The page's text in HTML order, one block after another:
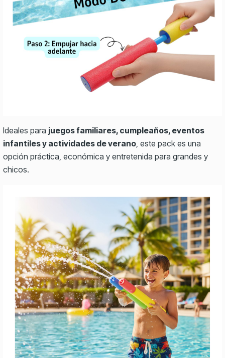
Ideales para juegos familiares, cumpleaños, eventos
infantiles y actividades de verano, este pack es una
opción práctica, económica y entretenida para grandes y
chicos.